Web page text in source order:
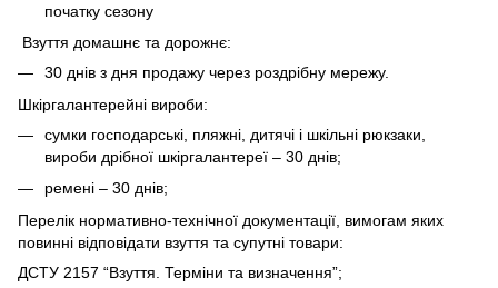
початку сезону
Взуття домашнє та дорожнє:
30 днів з дня продажу через роздрібну мережу.
Шкіргалантерейні вироби:
сумки господарські, пляжні, дитячі і шкільні рюкзаки,
вироби дрібної шкіргалантереї – 30 днів;
ремені – 30 днів;
Перелік нормативно-технічної документації, вимогам яких
повинні відповідати взуття та супутні товари:
ДСТУ 2157 “Взуття. Терміни та визначення”;